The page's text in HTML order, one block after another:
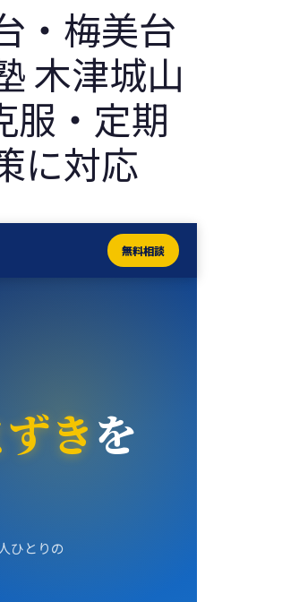
・梅美台
木津城山
服・定期
に対応
無料相談
きを
ひとりの